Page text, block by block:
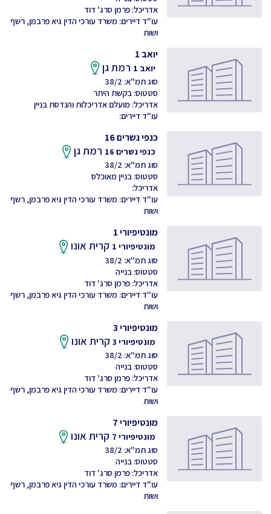
אדריכל: פרמן סרג' דוד
עו"ד דיירים: משרד עורכי הדין גיא פרבמן, רשף
ושות
יואב 1
יואב 1 רמת גן
סוג תמ"א: 38/2
סטטוס: בקשת היתר
אדריכל: מועלם אדריכלות והנדסת בניין
עו"ד דיירים:
כנפי נשרים 16
כנפי נשרים 16 רמת גן
סוג תמ"א: 38/2
סטטוס: בניין מאוכלס
אדריכל:
עו"ד דיירים: משרד עורכי הדין גיא פרבמן, רשף
ושות
מונטיפיורי 1
מונטיפיורי 1 קרית אונו
סוג תמ"א: 38/2
סטטוס: בנייה
אדריכל: פרמן סרג' דוד
עו"ד דיירים: משרד עורכי הדין גיא פרבמן, רשף
ושות
מונטיפיורי 3
מונטיפיורי 3 קרית אונו
סוג תמ"א: 38/2
סטטוס: בנייה
אדריכל: פרמן סרג' דוד
עו"ד דיירים: משרד עורכי הדין גיא פרבמן, רשף
ושות
מונטיפיורי 7
מונטיפיורי 7 קרית אונו
סוג תמ"א: 38/2
סטטוס: בנייה
אדריכל: פרמן סרג' דוד
עו"ד דיירים: משרד עורכי הדין גיא פרבמן, רשף
ושות